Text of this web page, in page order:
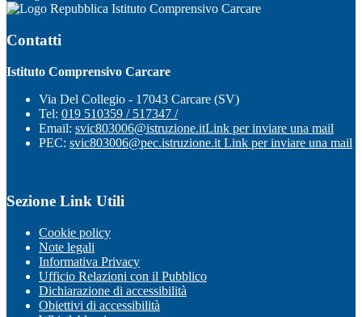
Istituto Comprensivo Carcare
Contatti
Istituto Comprensivo Carcare
Via Del Collegio - 17043 Carcare (SV)
Tel: 019 510359 / 517347 /
Email: svic803006@istruzione.itLink per inviare una mail
PEC: svic803006@pec.istruzione.it Link per inviare una mail
Sezione Link Utili
Cookie policy
Note legali
Informativa Privacy
Ufficio Relazioni con il Pubblico
Dichiarazione di accessibilità
Obiettivi di accessibilità